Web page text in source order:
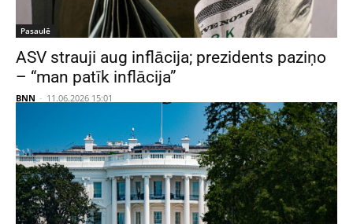
Pasaulē
ASV strauji aug inflācija; prezidents paziņo
– “man patīk inflācija”
BNN - 11.06.2026 15:01